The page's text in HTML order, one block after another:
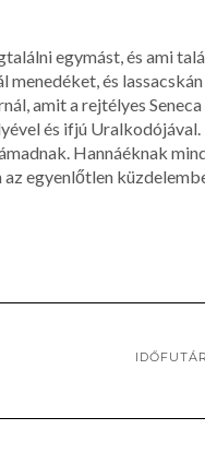
egymást, és ami
és
amit a rejtélyes
és ifjú Uralkodójával.
Hannáéknak
egyenlőtlen